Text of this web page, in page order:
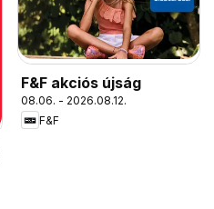
F&F akciós újság
08.06. - 2026.08.12.
F&F